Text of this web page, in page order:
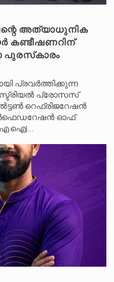
അത്യാധുനിക
പ്രവർത്തിക്കുന്ന
പ്രോസസ്
റെഫ്രിജറേഷൻ
ഓഫ്